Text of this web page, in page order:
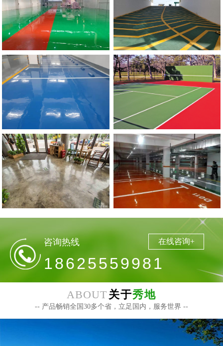
动
滑
郑
州
市
政
委
停
车
场
防
坡 河南硅PU球场地坪
环氧复古地坪 郑
州
环
氧
自
流
平
地
坪施
工
咨询热线
18625559981
在线咨询+
ABOUT 关于秀地
-- 产品畅销全国30多个省，立足国内，服务世界 --